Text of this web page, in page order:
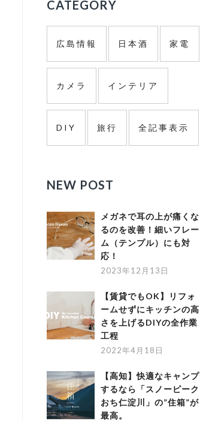
バ
ー
CATEGORY
広島情報 日本酒 家電
カメラ インテリア
DIY 旅行 全記事表示
NEW POST
メガネで耳の上が痛くな
るのを改善！細いフレー
ム（テンプル）にも対
応！
2023年12月13日
【賃貸でもOK】リフォ
ームせずにキッチンの高
さを上げるDIYの全作業
工程
2022年4月18日
【高知】快適なキャンプ
するなら「スノーピーク
おち仁淀川」の”住箱”が
最高。